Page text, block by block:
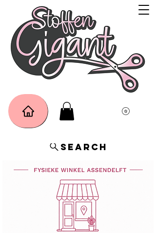
Search